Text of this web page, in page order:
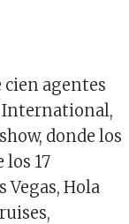
cien agentes
International,
donde los
17
Vegas, Hola